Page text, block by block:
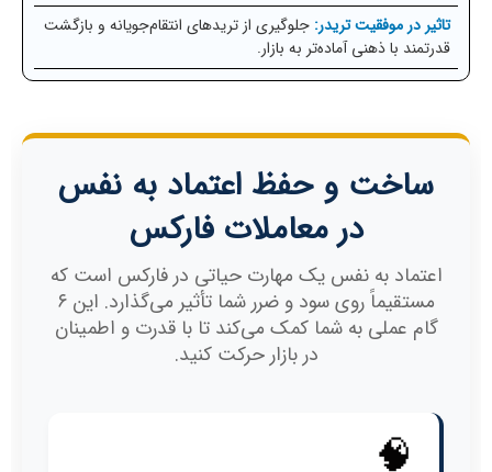
جلوگیری از تریدهای انتقام‌جویانه و بازگشت
قدرتمند با ذهنی آماده‌تر به بازار.
ساخت و حفظ اعتماد به نفس
در معاملات فارکس
اعتماد به نفس یک مهارت حیاتی در فارکس است که
مستقیماً روی سود و ضرر شما تأثیر می‌گذارد. این ۶
گام عملی به شما کمک می‌کند تا با قدرت و اطمینان
در بازار حرکت کنید.
🧠